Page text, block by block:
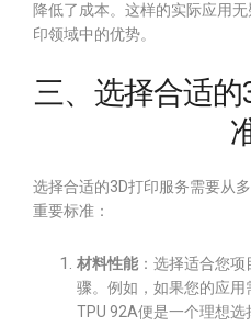
降低了成本。这样的实际应用
印领域中的优势。
三、选择合适
选择合适的3D打印服务需要从
重要标准：
材料性能 ：选择适合您
骤。例如，如果您的应用
TPU 92A便是一个理想选